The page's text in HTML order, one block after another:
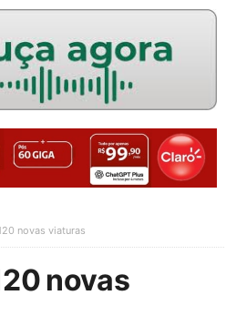
novas viaturas
novas